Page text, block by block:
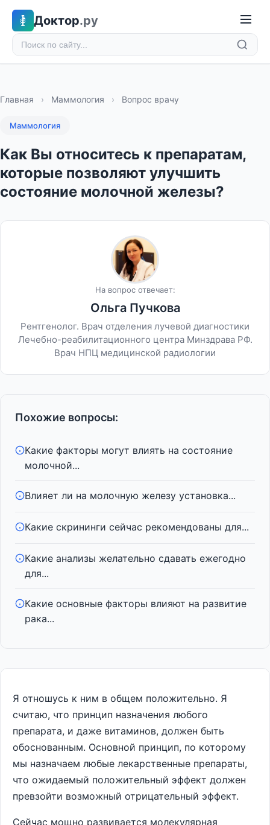
Доктор.ру
Главная › Маммология › Вопрос врачу
Маммология
Как Вы относитесь к препаратам,
которые позволяют улучшить
состояние молочной железы?
На вопрос отвечает:
Ольга Пучкова
Рентгенолог. Врач отделения лучевой диагностики
Лечебно-реабилитационного центра Минздрава РФ.
Врач НПЦ медицинской радиологии
Похожие вопросы:
Какие факторы могут влиять на состояние
молочной...
Влияет ли на молочную железу установка...
Какие скрининги сейчас рекомендованы для...
Какие анализы желательно сдавать ежегодно
для...
Какие основные факторы влияют на развитие
рака...
Я отношусь к ним в общем положительно. Я
считаю, что принцип назначения любого
препарата, и даже витаминов, должен быть
обоснованным. Основной принцип, по которому
мы назначаем любые лекарственные препараты,
что ожидаемый положительный эффект должен
превзойти возможный отрицательный эффект.
Сейчас мощно развивается молекулярная